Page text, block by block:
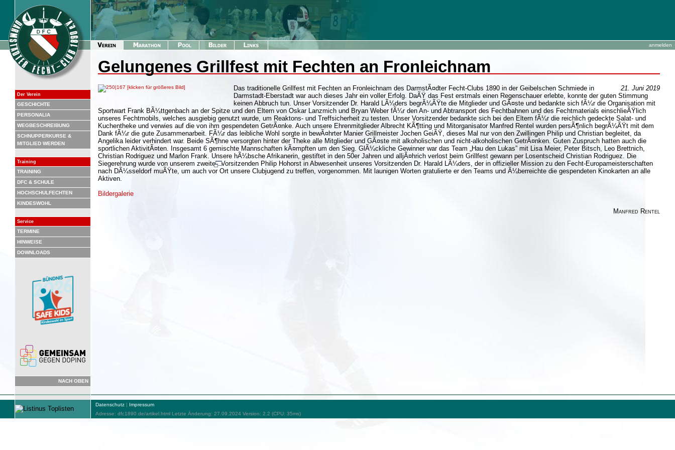
anmelden
Der Verein
GESCHICHTE
PERSONALIA
WEGBESCHREIBUNG
SCHNUPPERKURSE &
MITGLIED WERDEN
Training
TRAINING
DFC & SCHULE
HOCHSCHULFECHTEN
KINDESWOHL
Service
TERMINE
HINWEISE
DOWNLOADS
Gelungenes Grillfest mit Fechten an Fronleichnam
21. Juni 2019
Das traditionelle Grillfest mit Fechten an Fronleichnam des DarmstÃ¤dter Fecht-Clubs 1890 in der Geibelschen Schmiede in
Darmstadt-Eberstadt war auch dieses Jahr ein voller Erfolg. DaÃŸ das Fest erstmals einen Regenschauer erlebte, konnte der guten Stimmung
keinen Abbruch tun. Unser Vorsitzender Dr. Harald LÃ¼ders begrÃ¼ÃŸte die Mitglieder und GÃ¤ste und bedankte sich fÃ¼r die Organisation mit
Sportwart Frank BÃ¼ttgenbach an der Spitze und den Eltern von Oskar Lanzmich und Bryan Weber fÃ¼r den An- und Abtransport des Fechtbahnen und des Fechtmaterials einschlieÃŸlich
unseres Fechtmobils, welches ausgiebig genutzt wurde, um Reaktons- und Treffsicherheit zu testen. Unser Vorsitzender bedankte sich bei den Eltern fÃ¼r die reichlich gedeckte Salat- und
Kuchentheke und verwies auf die von ihm gespendeten GetrÃ¤nke. Auch unsere Ehrenmitglieder Albrecht KÃ¶tting und Mitorganisator Manfred Rentel wurden persÃ¶nlich begrÃ¼ÃŸt mit dem
Dank fÃ¼r die gute Zusammenarbeit. FÃ¼r das leibliche Wohl sorgte in bewÃ¤hrter Manier Grillmeister Jochen GeiÃŸ, dieses Mal nur von den Zwillingen Philip und Christian begleitet, da
Angelika leider verhindert war. Beide SÃ¶hne versorgten hinter der Theke alle Mitglieder und GÃ¤ste mit alkoholischen und nicht-alkoholischen GetrÃ¤nken. Guten Zuspruch hatten auch die
sportlichen AktivitÃ¤ten. Insgesamt 6 gemischte Mannschaften kÃ¤mpften um den Sieg. GlÃ¼ckliche Gewinner war das Team „Hau den Lukas” mit Lisa Meier, Peter Bitsch, Leo Brettnich,
Christian Rodriguez und Marlon Frank. Unsere hÃ¼bsche Afrikanerin, gestiftet in den 50er Jahren und alljÃ¤hrich verlost beim Grillfest gewann per Losentscheid Christian Rodriguez. Die
Siegerehrung wurde von unserem zweiten Vorsitzenden Philip Hohorst in Abwesenheit unseres Vorsitzenden Dr. Harald LÃ¼ders, der in offizieller Mission zu den Fecht-Europameisterschaften
nach DÃ¼sseldorf muÃŸte, um auch vor Ort unsere Clubjugend zu treffen, vorgenommen. Mit launigen Worten gratulierte er den Teams und Ã¼berreichte die gespendeten Kinokarten an alle
Aktiven.
Bildergalerie
Manfred Rentel
NACH OBEN
Datenschutz | Impressum
Adresse: dfc1890.de/artikel.html Letzte Änderung: 27.09.2024 Version: 2.2 (CPU: 35ms)